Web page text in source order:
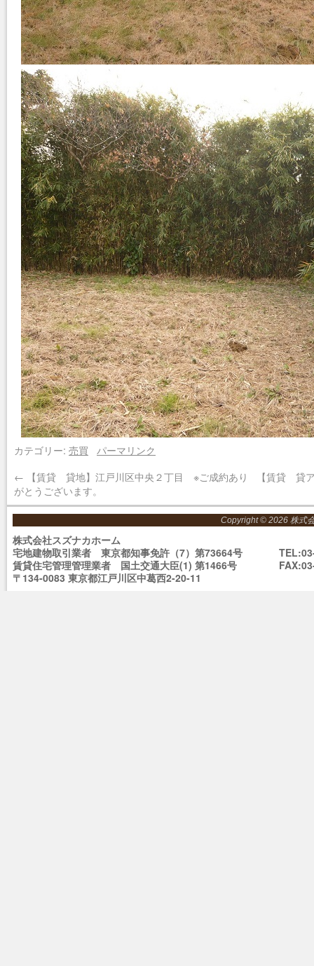
カテゴリー: 売買
パーマリンク
← 【賃貸 貸地】江戸川区中央２丁目 ※ご成約あり
がとうございます。
【賃貸 貸
Copyright © 2026 株式
株式会社スズナカホーム
宅地建物取引業者 東京都知事免許（7）第73664号
賃貸住宅管理管理業者 国土交通大臣(1) 第1466号
〒134-0083 東京都江戸川区中葛西2-20-11